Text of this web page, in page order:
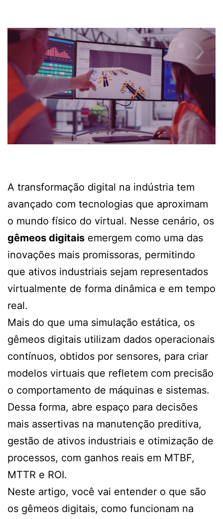
A transformação digital na indústria tem
avançado com tecnologias que aproximam
o mundo físico do virtual. Nesse cenário, os
gêmeos digitais emergem como uma das
inovações mais promissoras, permitindo
que ativos industriais sejam representados
virtualmente de forma dinâmica e em tempo
real.
Mais do que uma simulação estática, os
gêmeos digitais utilizam dados operacionais
contínuos, obtidos por sensores, para criar
modelos virtuais que refletem com precisão
o comportamento de máquinas e sistemas.
Dessa forma, abre espaço para decisões
mais assertivas na manutenção preditiva,
gestão de ativos industriais e otimização de
processos, com ganhos reais em MTBF,
MTTR e ROI.
Neste artigo, você vai entender o que são
os gêmeos digitais, como funcionam na